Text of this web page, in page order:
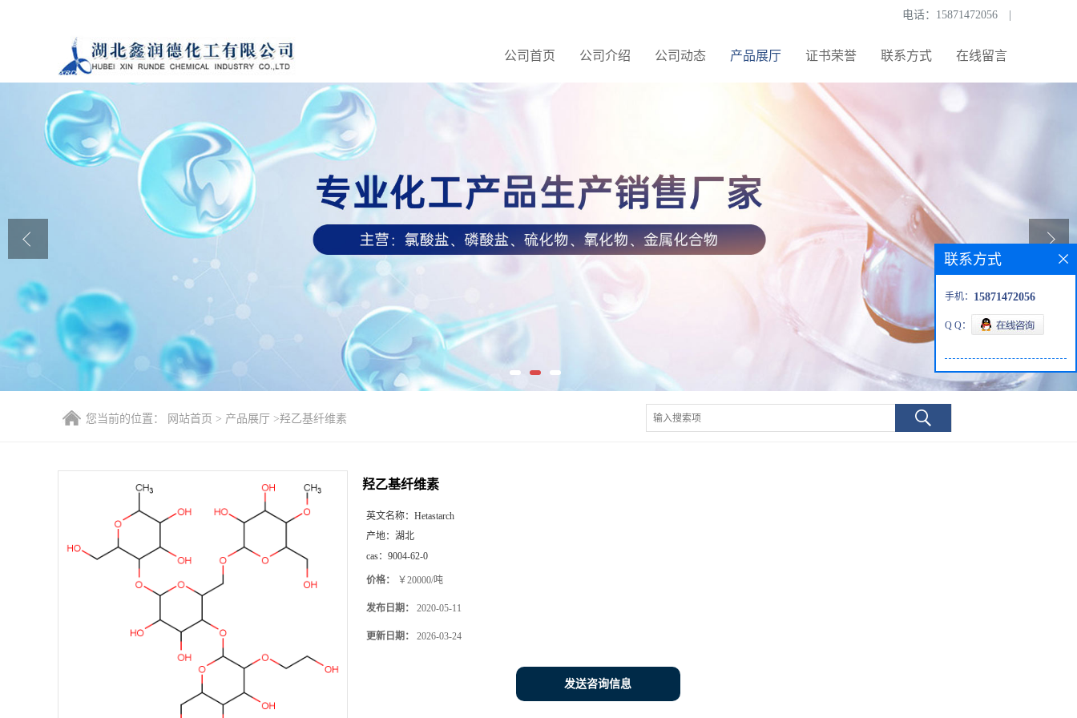
电话： 15871472056
公司首页 公司介绍 公司动态 产品展厅 证书荣誉 联系方式 在线留言
公司介绍
公司动态
产品展厅
联系方式
您当前的位置： 网站首页 > 产品展厅 >羟乙基纤维素
羟乙基纤维素
英文名称： Hetastarch
产地： 湖北
cas： 9004-62-0
价格： ￥20000/吨
发布日期： 2020-05-11
更新日期： 2026-03-24
发送咨询信息
联系方式
手机： 15871472056
Q Q：